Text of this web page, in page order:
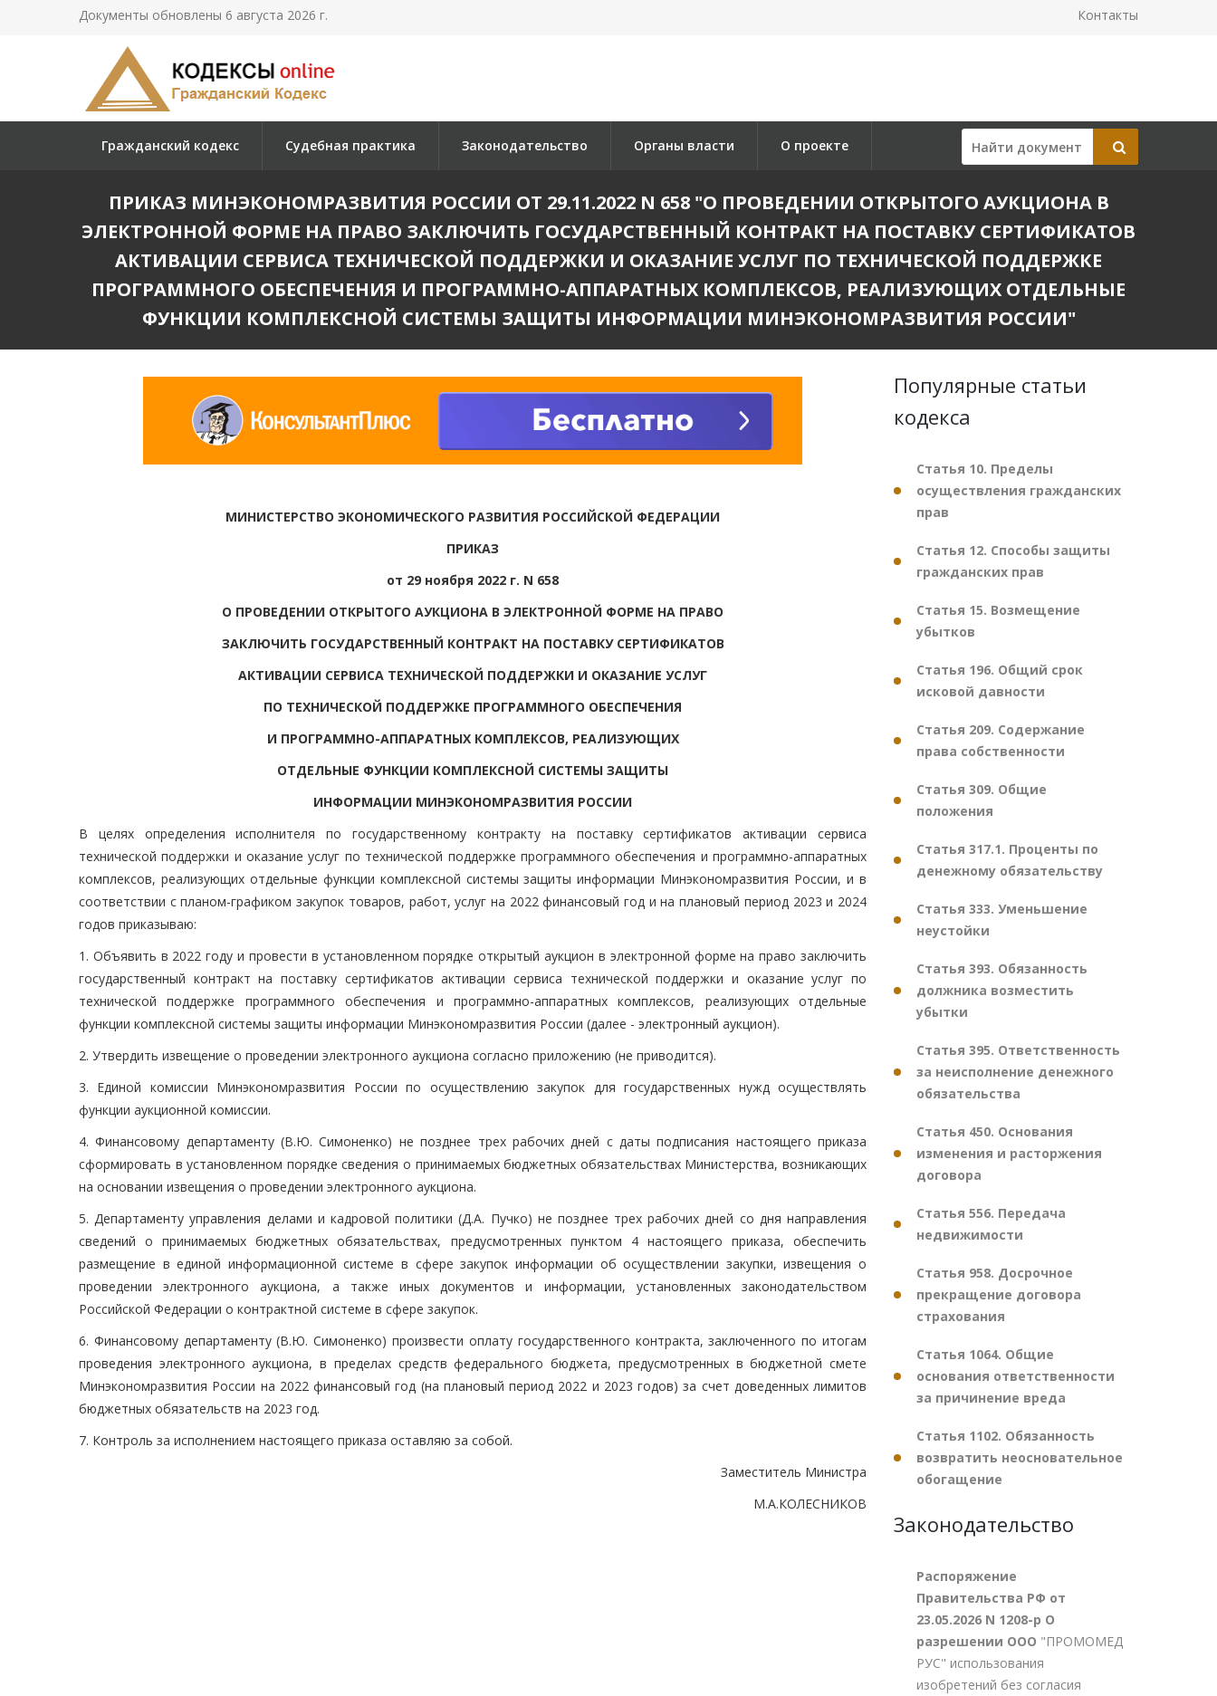
Документы обновлены 6 августа 2026 г. Контакты
Гражданский кодекс Судебная практика Законодательство Органы власти О проекте
ПРИКАЗ МИНЭКОНОМРАЗВИТИЯ РОССИИ ОТ 29.11.2022 N 658 "О ПРОВЕДЕНИИ ОТКРЫТОГО АУКЦИОНА В
ЭЛЕКТРОННОЙ ФОРМЕ НА ПРАВО ЗАКЛЮЧИТЬ ГОСУДАРСТВЕННЫЙ КОНТРАКТ НА ПОСТАВКУ СЕРТИФИКАТОВ
АКТИВАЦИИ СЕРВИСА ТЕХНИЧЕСКОЙ ПОДДЕРЖКИ И ОКАЗАНИЕ УСЛУГ ПО ТЕХНИЧЕСКОЙ ПОДДЕРЖКЕ
ПРОГРАММНОГО ОБЕСПЕЧЕНИЯ И ПРОГРАММНО-АППАРАТНЫХ КОМПЛЕКСОВ, РЕАЛИЗУЮЩИХ ОТДЕЛЬНЫЕ
ФУНКЦИИ КОМПЛЕКСНОЙ СИСТЕМЫ ЗАЩИТЫ ИНФОРМАЦИИ МИНЭКОНОМРАЗВИТИЯ РОССИИ"
МИНИСТЕРСТВО ЭКОНОМИЧЕСКОГО РАЗВИТИЯ РОССИЙСКОЙ ФЕДЕРАЦИИ
ПРИКАЗ
от 29 ноября 2022 г. N 658
О ПРОВЕДЕНИИ ОТКРЫТОГО АУКЦИОНА В ЭЛЕКТРОННОЙ ФОРМЕ НА ПРАВО
ЗАКЛЮЧИТЬ ГОСУДАРСТВЕННЫЙ КОНТРАКТ НА ПОСТАВКУ СЕРТИФИКАТОВ
АКТИВАЦИИ СЕРВИСА ТЕХНИЧЕСКОЙ ПОДДЕРЖКИ И ОКАЗАНИЕ УСЛУГ
ПО ТЕХНИЧЕСКОЙ ПОДДЕРЖКЕ ПРОГРАММНОГО ОБЕСПЕЧЕНИЯ
И ПРОГРАММНО-АППАРАТНЫХ КОМПЛЕКСОВ, РЕАЛИЗУЮЩИХ
ОТДЕЛЬНЫЕ ФУНКЦИИ КОМПЛЕКСНОЙ СИСТЕМЫ ЗАЩИТЫ
ИНФОРМАЦИИ МИНЭКОНОМРАЗВИТИЯ РОССИИ
В целях определения исполнителя по государственному контракту на поставку сертификатов активации сервиса
технической поддержки и оказание услуг по технической поддержке программного обеспечения и программно-аппаратных
комплексов, реализующих отдельные функции комплексной системы защиты информации Минэкономразвития России, и в
соответствии с планом-графиком закупок товаров, работ, услуг на 2022 финансовый год и на плановый период 2023 и 2024
годов приказываю:
1. Объявить в 2022 году и провести в установленном порядке открытый аукцион в электронной форме на право заключить
государственный контракт на поставку сертификатов активации сервиса технической поддержки и оказание услуг по
технической поддержке программного обеспечения и программно-аппаратных комплексов, реализующих отдельные
функции комплексной системы защиты информации Минэкономразвития России (далее - электронный аукцион).
2. Утвердить извещение о проведении электронного аукциона согласно приложению (не приводится).
3. Единой комиссии Минэкономразвития России по осуществлению закупок для государственных нужд осуществлять
функции аукционной комиссии.
4. Финансовому департаменту (В.Ю. Симоненко) не позднее трех рабочих дней с даты подписания настоящего приказа
сформировать в установленном порядке сведения о принимаемых бюджетных обязательствах Министерства, возникающих
на основании извещения о проведении электронного аукциона.
5. Департаменту управления делами и кадровой политики (Д.А. Пучко) не позднее трех рабочих дней со дня направления
сведений о принимаемых бюджетных обязательствах, предусмотренных пунктом 4 настоящего приказа, обеспечить
размещение в единой информационной системе в сфере закупок информации об осуществлении закупки, извещения о
проведении электронного аукциона, а также иных документов и информации, установленных законодательством
Российской Федерации о контрактной системе в сфере закупок.
6. Финансовому департаменту (В.Ю. Симоненко) произвести оплату государственного контракта, заключенного по итогам
проведения электронного аукциона, в пределах средств федерального бюджета, предусмотренных в бюджетной смете
Минэкономразвития России на 2022 финансовый год (на плановый период 2022 и 2023 годов) за счет доведенных лимитов
бюджетных обязательств на 2023 год.
7. Контроль за исполнением настоящего приказа оставляю за собой.
Заместитель Министра
М.А.КОЛЕСНИКОВ
Популярные статьи
кодекса
Статья 10. Пределы
осуществления гражданских
прав
Статья 12. Способы защиты
гражданских прав
Статья 15. Возмещение
убытков
Статья 196. Общий срок
исковой давности
Статья 209. Содержание
права собственности
Статья 309. Общие
положения
Статья 317.1. Проценты по
денежному обязательству
Статья 333. Уменьшение
неустойки
Статья 393. Обязанность
должника возместить
убытки
Статья 395. Ответственность
за неисполнение денежного
обязательства
Статья 450. Основания
изменения и расторжения
договора
Статья 556. Передача
недвижимости
Статья 958. Досрочное
прекращение договора
страхования
Статья 1064. Общие
основания ответственности
за причинение вреда
Статья 1102. Обязанность
возвратить неосновательное
обогащение
Законодательство
Распоряжение
Правительства РФ от
23.05.2026 N 1208-р О
разрешении ООО "ПРОМОМЕД
РУС" использования
изобретений без согласия